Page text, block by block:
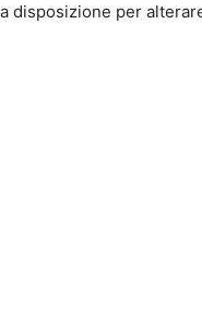
disposizione per